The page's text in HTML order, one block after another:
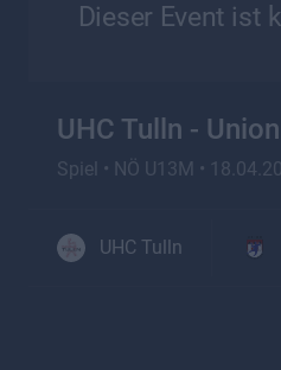
Dieser Event ist
UHC Tulln -
Spiel • NÖ U13M •
UHC Tulln